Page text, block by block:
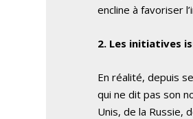
encline à favoriser
2. Les initiatives
En réalité, depuis
qui ne dit pas son
Unis, de la Russie,